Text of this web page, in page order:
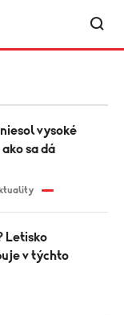
sa dá
v týchto